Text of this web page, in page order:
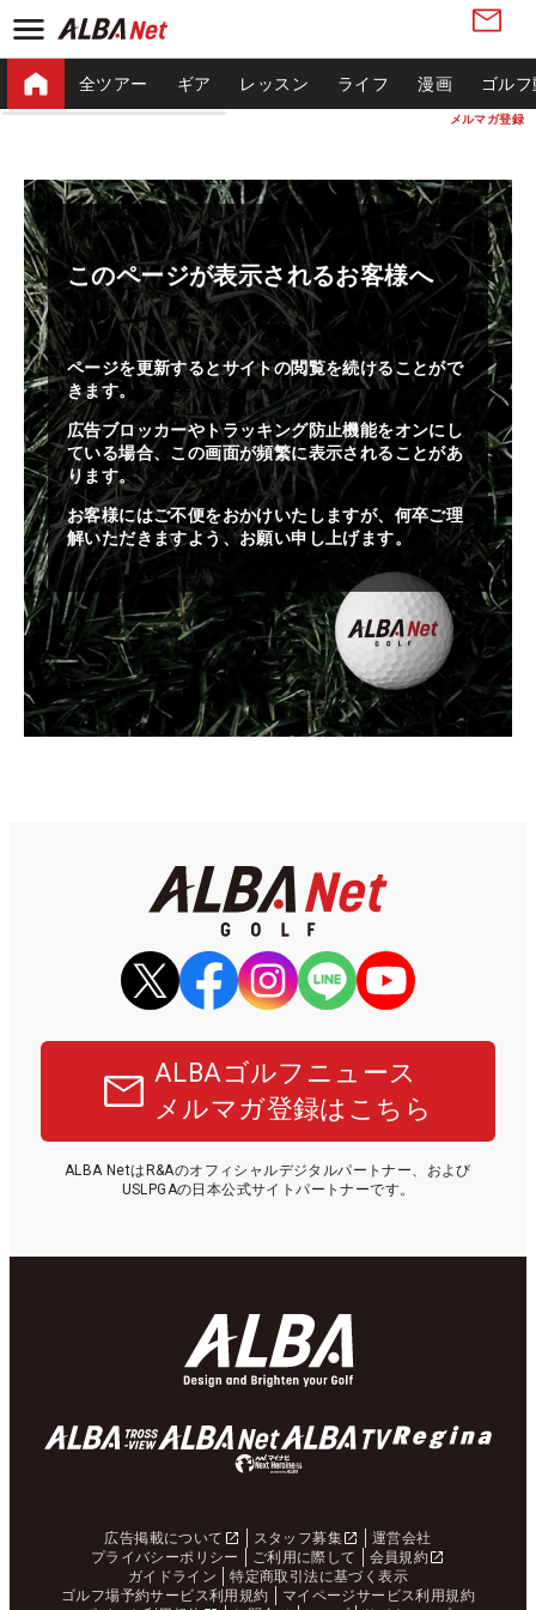
メルマガ登録
全ツアー ギア レッスン ライフ 漫画 ゴル
このページが表示されるお客様へ
ページを更新するとサイトの閲覧を続けることがで
きます。
広告ブロッカーやトラッキング防止機能をオンにし
ている場合、この画面が頻繁に表示されることがあ
ります。
お客様にはご不便をおかけいたしますが、何卒ご理
解いただきますよう、お願い申し上げます。
ALBAゴルフニュース
メルマガ登録はこちら
ALBA NetはR&Aのオフィシャルデジタルパートナー、および
USLPGAの日本公式サイトパートナーです。
広告掲載について スタッフ募集
運営会社
プライバシーポリシー
ご利用に際して
会員規約
ガイドライン
特定商取引法に基づく表示
ゴルフ場予約サービス利用規約
マイページサービス利用規約